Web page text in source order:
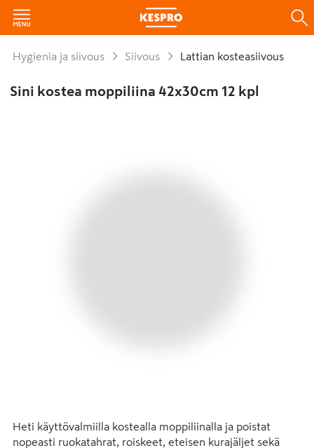
Hygienia ja siivous Siivous Lattian kosteasiivous
Sini kostea moppiliina 42x30cm 12 kpl
Heti käyttövalmiilla kostealla moppiliinalla ja poistat
nopeasti ruokatahrat, roiskeet, eteisen kurajäljet sekä